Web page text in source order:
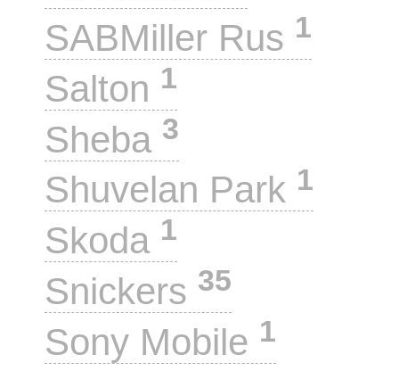
SABMiller Rus 1
Salton 1
Sheba 3
Shuvelan Park 1
Skoda 1
Snickers 35
Sony Mobile 1